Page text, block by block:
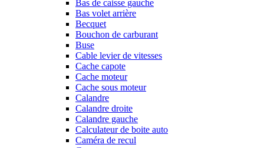
Bas de caisse gauche
Bas volet arrière
Becquet
Bouchon de carburant
Buse
Cable levier de vitesses
Cache capote
Cache moteur
Cache sous moteur
Calandre
Calandre droite
Calandre gauche
Calculateur de boite auto
Caméra de recul